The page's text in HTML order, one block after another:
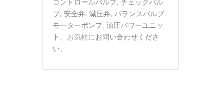
ブ, 安全弁, 減圧弁, バランスバルブ,
モーターポンプ, 油圧パワーユニッ
ト 。お気軽にお問い合わせくださ
い。